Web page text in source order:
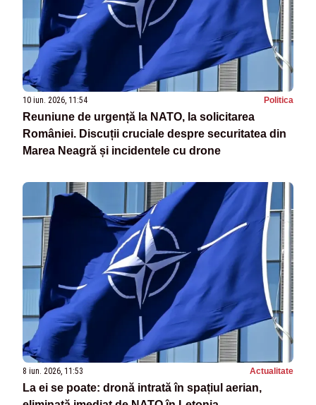
10 iun. 2026, 11:54 Politica
Reuniune de urgență la NATO, la solicitarea
României. Discuții cruciale despre securitatea din
Marea Neagră și incidentele cu drone
8 iun. 2026, 11:53 Actualitate
La ei se poate: dronă intrată în spațiul aerian,